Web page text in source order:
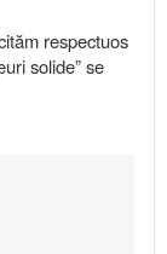
respectuos
solide” se